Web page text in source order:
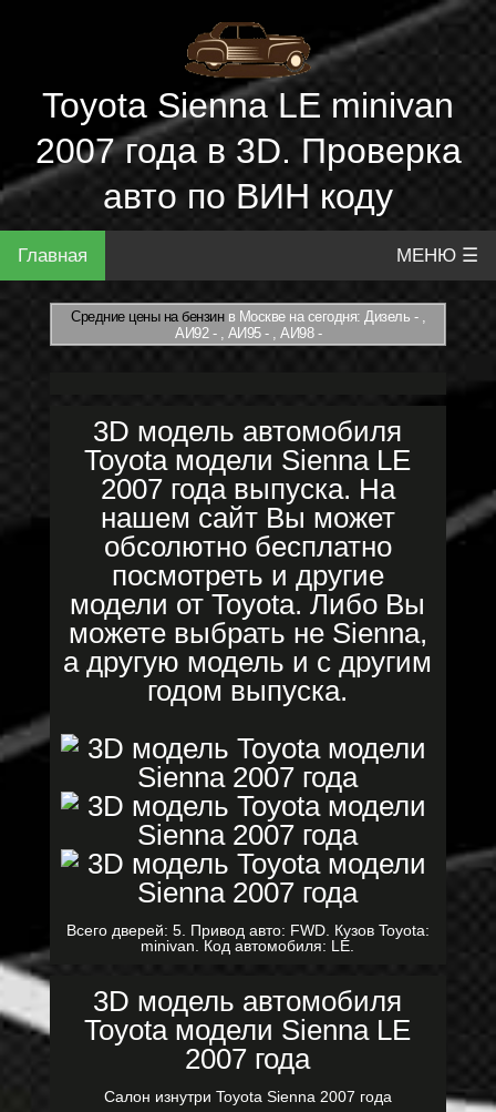
Toyota Sienna LE minivan
2007 года в 3D. Проверка
авто по ВИН коду
Главная МЕНЮ ☰
Средние цены на бензинв Москве на сегодня: Дизель - ,
АИ92 - , АИ95 - , АИ98 -
3D модель автомобиля
Toyota модели Sienna LE
2007 года выпуска. На
нашем сайт Вы может
обсолютно бесплатно
посмотреть и другие
модели от Toyota. Либо Вы
можете выбрать не Sienna,
а другую модель и с другим
годом выпуска.
Всего дверей: 5. Привод авто: FWD. Кузов Toyota:
minivan. Код автомобиля: LE.
3D модель автомобиля
Toyota модели Sienna LE
2007 года
Салон изнутри Toyota Sienna 2007 года